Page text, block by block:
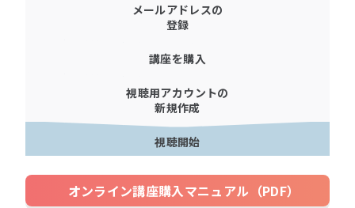
メールアドレスの
登録
講座を購入
視聴用アカウントの
新規作成
視聴開始
オンライン講座購入マニュアル（PDF）